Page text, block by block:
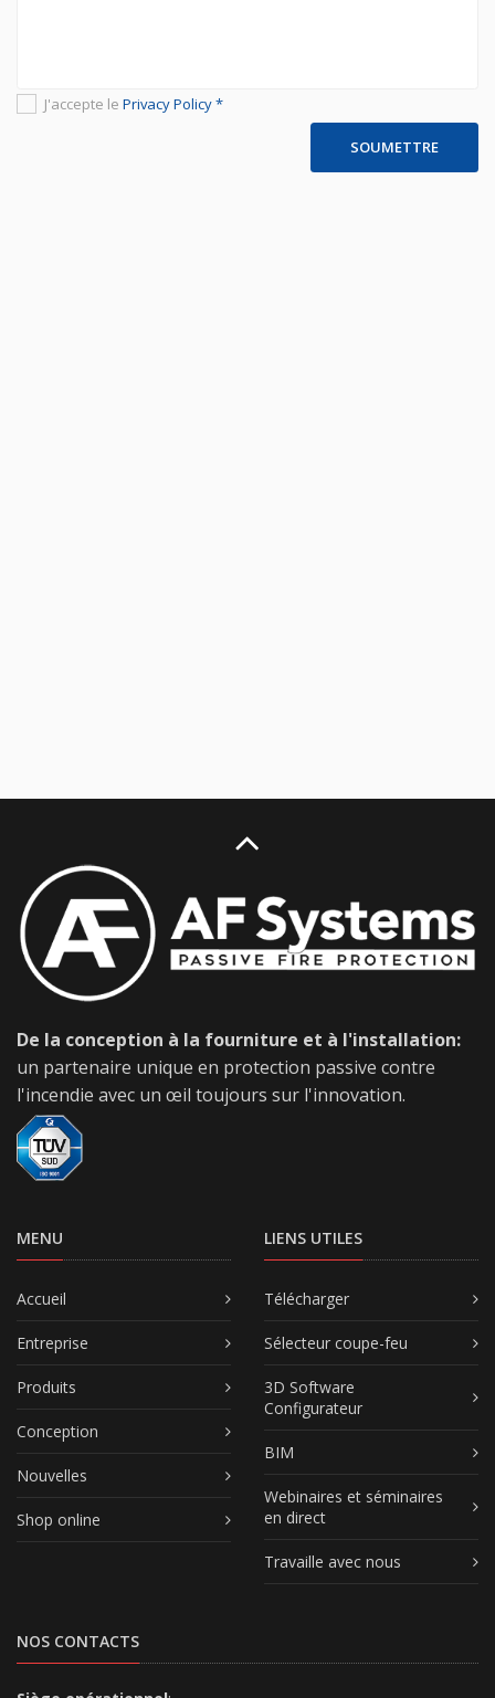
J'accepte le Privacy Policy *
SOUMETTRE
De la conception à la fourniture et à l'installation:
un partenaire unique en protection passive contre
l'incendie avec un œil toujours sur l'innovation.
MENU
Accueil
Entreprise
Produits
Conception
Nouvelles
Shop online
LIENS UTILES
Télécharger
Sélecteur coupe-feu
3D Software
Configurateur
BIM
Webinaires et séminaires
en direct
Travaille avec nous
NOS CONTACTS